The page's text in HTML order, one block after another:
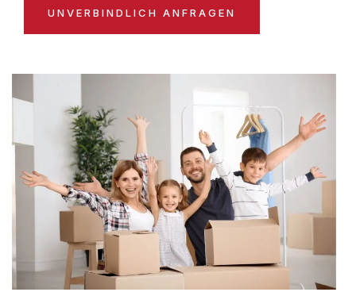
UNVERBINDLICH ANFRAGEN